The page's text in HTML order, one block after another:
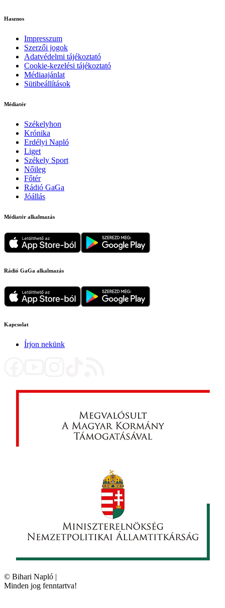
Hasznos
Impresszum
Szerzői jogok
Adatvédelmi tájékoztató
Cookie-kezelési tájékoztató
Médiaajánlat
Sütibeállítások
Médiatér
Székelyhon
Krónika
Erdélyi Napló
Liget
Székely Sport
Nőileg
Főtér
Rádió GaGa
Jóállás
Médiatér alkalmazás
Rádió GaGa alkalmazás
Kapcsolat
Írjon nekünk
© Bihari Napló |
Minden jog fenntartva!